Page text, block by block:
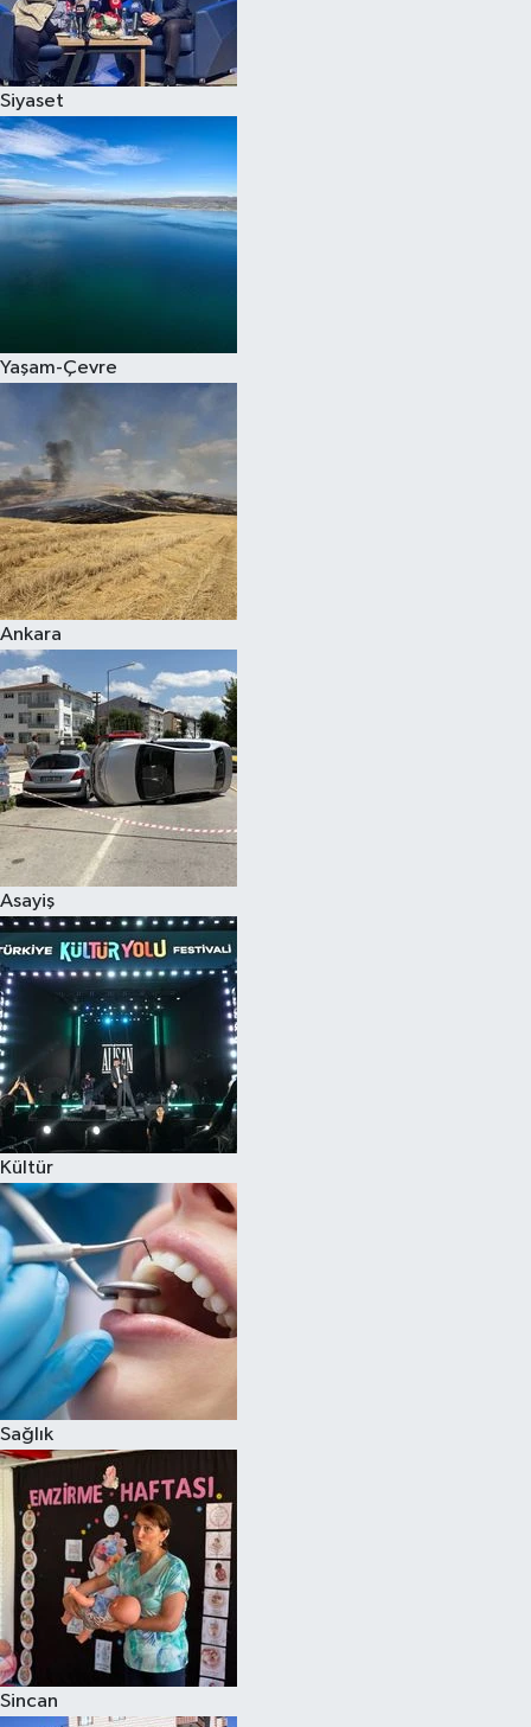
Siyaset
Yaşam-Çevre
Ankara
Asayiş
Kültür
Sağlık
Sincan
Spor
Çocuk
Eğitim
Kim kimdir?
Kültür Sanat
Sağlık
Siyaset
Teknoloji
Televizyon
Yaşam-Çevre